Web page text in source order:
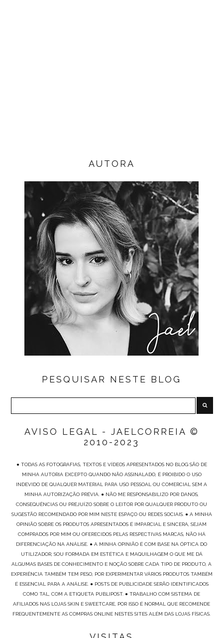
AUTORA
PESQUISAR NESTE BLOG
AVISO LEGAL - JAELCORREIA ©
2010-2023
● TODAS AS FOTOGRAFIAS, TEXTOS E VÍDEOS APRESENTADOS NO BLOG SÃO DE
MINHA AUTORIA EXCEPTO QUANDO NÃO ASSINALADO, É PROIBIDO O USO
INDEVIDO DE QUALQUER MATERIAL PARA USO PESSOAL OU COMERCIAL SEM A
MINHA AUTORIZAÇÃO PRÉVIA. ● NÃO ME RESPONSABILIZO POR DANOS,
CONSEQUÊNCIAS OU PREJUÍZO SOBRE O LEITOR POR QUALQUER PRODUTO OU
SUGESTÃO RECOMENDADO POR MIM NESTE ESPAÇO OU REDES SOCIAIS. ● A MINHA
OPINIÃO SOBRE OS PRODUTOS APRESENTADOS É IMPARCIAL E SINCERA, SEJAM
COMPRADOS POR MIM OU OFERECIDOS PELAS RESPECTIVAS MARCAS, NÃO HÁ
DIFERENCIAÇÃO NA ANÁLISE. ● A MINHA OPINIÃO É COM BASE NA ÓPTICA DO
UTILIZADOR, SOU FORMADA EM ESTÉTICA E MAQUILHAGEM O QUE ME DÁ
ALGUMAS BASES DE CONHECIMENTO E NOÇÃO SOBRE CADA TIPO DE PRODUTO, A
EXPERIÊNCIA TAMBÉM TEM PESO, POR EXPERIMENTAR VÁRIOS PRODUTOS TAMBÉM
É ESSENCIAL PARA A ANÁLISE. ● POSTS DE PUBLICIDADE SERÃO IDENTIFICADOS
COMO TAL, COM A ETIQUETA PUBLIPOST. ● TRABALHO COM SISTEMA DE
AFILIADOS NAS LOJAS SKIN E SWEETCARE, POR ISSO É NORMAL QUE RECOMENDE
FREQUENTEMENTE AS COMPRAS ONLINE NESTES SITES ALÉM DAS LOJAS FÍSICAS.